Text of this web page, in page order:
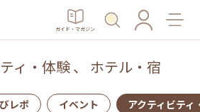
ガイド・マガジン
ィ・体験、 ホテル・宿
レポ イベント アクティビティ